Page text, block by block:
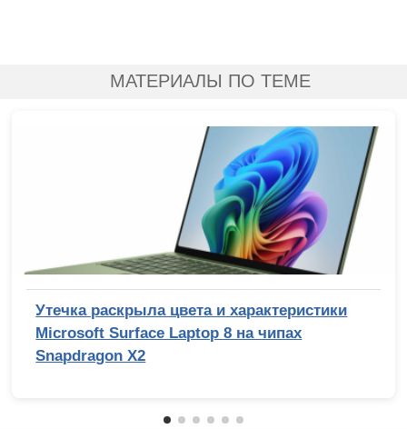
МАТЕРИАЛЫ ПО ТЕМЕ
Утечка раскрыла цвета и характеристики
Microsoft Surface Laptop 8 на чипах
Snapdragon X2